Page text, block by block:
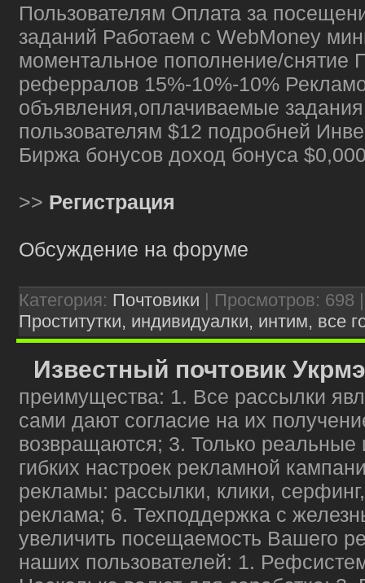
Пользователям Оплата за
заданий Работаем с WebMoney
моментальное пополнение/снятие
реферралов 15%-10%-10%
объявления,оплачиваемые
пользователям $12 подробней
Биржа бонусов доход бонуса
>> Регистрация
Обсуждение на форуме
Категория: Почтовики | Просмотров: 698
Проститутки, индивидуалки, интим, все
Известный почтовик
преимущества: 1. Все рассылки
сами дают согласие на их
возвращаются; 3. Только реальные
гибких настроек рекламной
рекламы: рассылки, клики,
реклама; 6. Техподдержка с
увеличить посещаемость Вашего
наших пользователей: 1.